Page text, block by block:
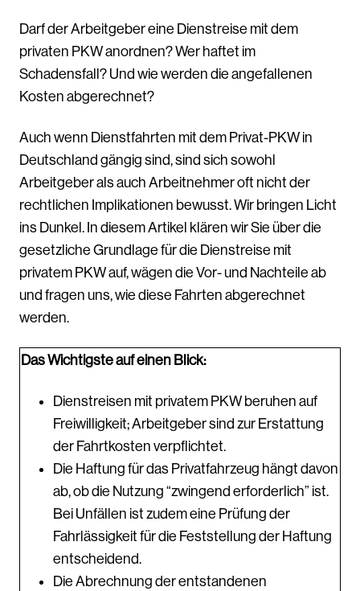
Darf der Arbeitgeber eine Dienstreise mit dem
privaten PKW anordnen? Wer haftet im
Schadensfall? Und wie werden die angefallenen
Kosten abgerechnet?
Auch wenn Dienstfahrten mit dem Privat-PKW in
Deutschland gängig sind, sind sich sowohl
Arbeitgeber als auch Arbeitnehmer oft nicht der
rechtlichen Implikationen bewusst. Wir bringen Licht
ins Dunkel. In diesem Artikel klären wir Sie über die
gesetzliche Grundlage für die Dienstreise mit
privatem PKW auf, wägen die Vor- und Nachteile ab
und fragen uns, wie diese Fahrten abgerechnet
werden.
Das Wichtigste auf einen Blick:
Dienstreisen mit privatem PKW beruhen auf
Freiwilligkeit; Arbeitgeber sind zur Erstattung
der Fahrtkosten verpflichtet.
Die Haftung für das Privatfahrzeug hängt davon
ab, ob die Nutzung “zwingend erforderlich” ist.
Bei Unfällen ist zudem eine Prüfung der
Fahrlässigkeit für die Feststellung der Haftung
entscheidend.
Die Abrechnung der entstandenen